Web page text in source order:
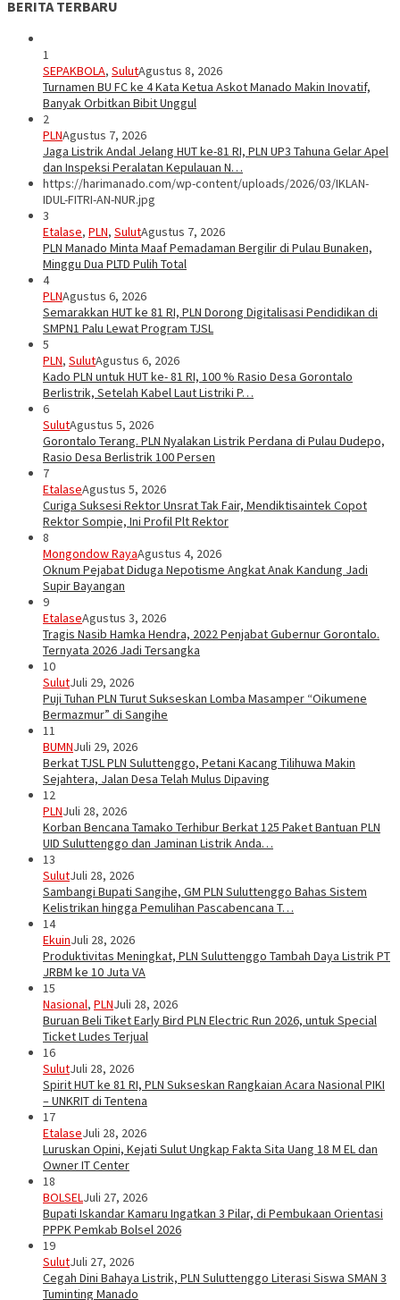
BERITA TERBARU
1
SEPAKBOLA, SulutAgustus 8, 2026
Turnamen BU FC ke 4 Kata Ketua Askot Manado Makin Inovatif,
Banyak Orbitkan Bibit Unggul
2
PLNAgustus 7, 2026
Jaga Listrik Andal Jelang HUT ke-81 RI, PLN UP3 Tahuna Gelar Apel
dan Inspeksi Peralatan Kepulauan N…
https://harimanado.com/wp-content/uploads/2026/03/IKLAN-
IDUL-FITRI-AN-NUR.jpg
3
Etalase, PLN, SulutAgustus 7, 2026
PLN Manado Minta Maaf Pemadaman Bergilir di Pulau Bunaken,
Minggu Dua PLTD Pulih Total
4
PLNAgustus 6, 2026
Semarakkan HUT ke 81 RI, PLN Dorong Digitalisasi Pendidikan di
SMPN1 Palu Lewat Program TJSL
5
PLN, SulutAgustus 6, 2026
Kado PLN untuk HUT ke- 81 RI, 100 % Rasio Desa Gorontalo
Berlistrik, Setelah Kabel Laut Listriki P…
6
SulutAgustus 5, 2026
Gorontalo Terang. PLN Nyalakan Listrik Perdana di Pulau Dudepo,
Rasio Desa Berlistrik 100 Persen
7
EtalaseAgustus 5, 2026
Curiga Suksesi Rektor Unsrat Tak Fair, Mendiktisaintek Copot
Rektor Sompie, Ini Profil Plt Rektor
8
Mongondow RayaAgustus 4, 2026
Oknum Pejabat Diduga Nepotisme Angkat Anak Kandung Jadi
Supir Bayangan
9
EtalaseAgustus 3, 2026
Tragis Nasib Hamka Hendra, 2022 Penjabat Gubernur Gorontalo.
Ternyata 2026 Jadi Tersangka
10
SulutJuli 29, 2026
Puji Tuhan PLN Turut Sukseskan Lomba Masamper “Oikumene
Bermazmur” di Sangihe
11
BUMNJuli 29, 2026
Berkat TJSL PLN Suluttenggo, Petani Kacang Tilihuwa Makin
Sejahtera, Jalan Desa Telah Mulus Dipaving
12
PLNJuli 28, 2026
Korban Bencana Tamako Terhibur Berkat 125 Paket Bantuan PLN
UID Suluttenggo dan Jaminan Listrik Anda…
13
SulutJuli 28, 2026
Sambangi Bupati Sangihe, GM PLN Suluttenggo Bahas Sistem
Kelistrikan hingga Pemulihan Pascabencana T…
14
EkuinJuli 28, 2026
Produktivitas Meningkat, PLN Suluttenggo Tambah Daya Listrik PT
JRBM ke 10 Juta VA
15
Nasional, PLNJuli 28, 2026
Buruan Beli Tiket Early Bird PLN Electric Run 2026, untuk Special
Ticket Ludes Terjual
16
SulutJuli 28, 2026
Spirit HUT ke 81 RI, PLN Sukseskan Rangkaian Acara Nasional PIKI
– UNKRIT di Tentena
17
EtalaseJuli 28, 2026
Luruskan Opini, Kejati Sulut Ungkap Fakta Sita Uang 18 M EL dan
Owner IT Center
18
BOLSELJuli 27, 2026
Bupati Iskandar Kamaru Ingatkan 3 Pilar, di Pembukaan Orientasi
PPPK Pemkab Bolsel 2026
19
SulutJuli 27, 2026
Cegah Dini Bahaya Listrik, PLN Suluttenggo Literasi Siswa SMAN 3
Tuminting Manado